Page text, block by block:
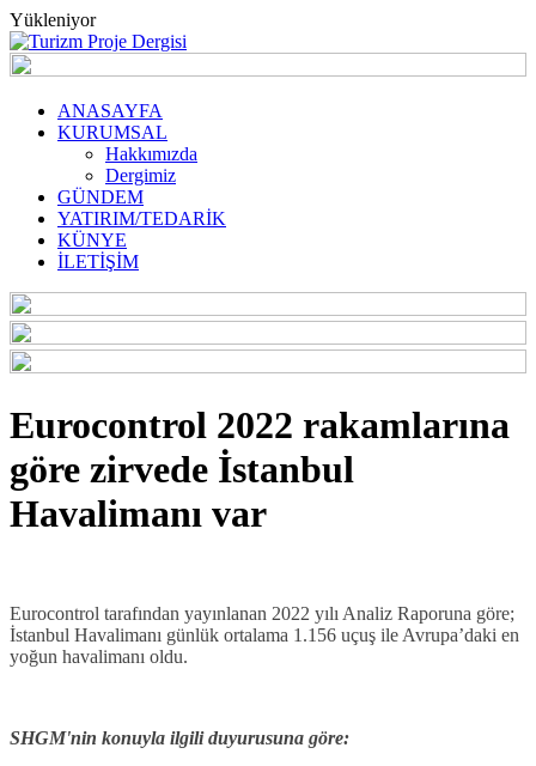
Yükleniyor
ANASAYFA
KURUMSAL
Hakkımızda
Dergimiz
GÜNDEM
YATIRIM/TEDARİK
KÜNYE
İLETİŞİM
Eurocontrol 2022 rakamlarına
göre zirvede İstanbul
Havalimanı var
Eurocontrol tarafından yayınlanan 2022 yılı Analiz Raporuna göre;
İstanbul Havalimanı günlük ortalama 1.156 uçuş ile Avrupa’daki en
yoğun havalimanı oldu.
SHGM'nin konuyla ilgili duyurusuna göre: